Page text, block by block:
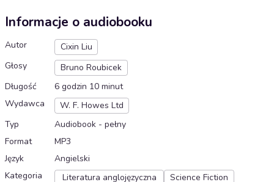
Informacje o audiobooku
Autor
Cixin Liu
Głosy
Bruno Roubicek
Długość
6 godzin 10 minut
Wydawca
W. F. Howes Ltd
Typ
Audiobook - pełny
Format
MP3
Język
Angielski
Kategoria
Literatura anglojęzyczna Science Fiction